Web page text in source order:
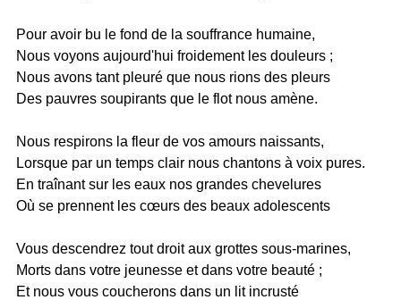
Pour avoir bu le fond de la souffrance humaine,
Nous voyons aujourd'hui froidement les douleurs ;
Nous avons tant pleuré que nous rions des pleurs
Des pauvres soupirants que le flot nous amène.
Nous respirons la fleur de vos amours naissants,
Lorsque par un temps clair nous chantons à voix pures.
En traînant sur les eaux nos grandes chevelures
Où se prennent les cœurs des beaux adolescents
Vous descendrez tout droit aux grottes sous-marines,
Morts dans votre jeunesse et dans votre beauté ;
Et nous vous coucherons dans un lit incrusté